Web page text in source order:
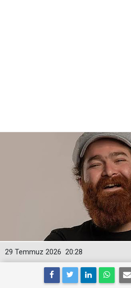
20:28
29 Temmuz 2026